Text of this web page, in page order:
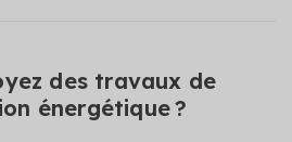
des travaux de
énergétique ?